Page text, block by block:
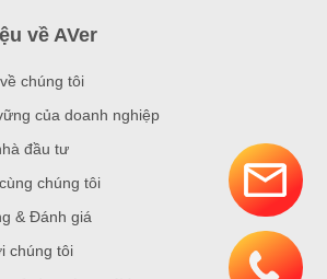
về AVer
chúng tôi
của doanh nghiệp
đầu tư
chúng tôi
& Đánh giá
chúng tôi